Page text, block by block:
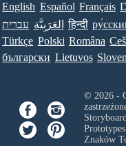
English Español Français
עברית العَرَبِيَّة हिन्दी
Türkçe Polski Româna
български Lietuvos
© 2026 -
Znaków